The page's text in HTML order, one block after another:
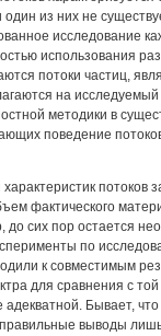
из них не
исследование
использования
потоки частиц,
на
методики в
поведение
потоков
фактического
до сих пор остается
по
к совместимым
для сравнения с
Бывает,
выводы